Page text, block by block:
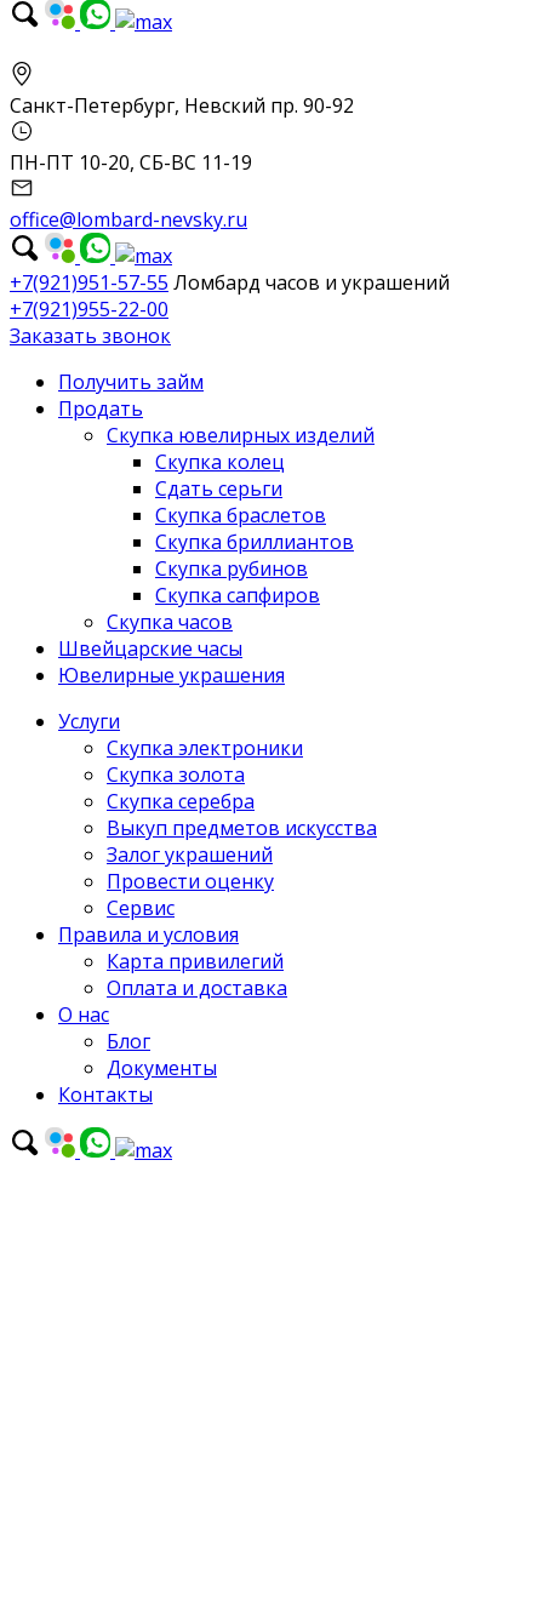
Санкт-Петербург, Невский пр. 90-92
ПН-ПТ 10-20, СБ-ВС 11-19
office@lombard-nevsky.ru
+7(921)951-57-55 Ломбард часов и украшений
+7(921)955-22-00
Заказать звонок
Получить займ
Продать
Скупка ювелирных изделий
Скупка колец
Сдать серьги
Скупка браслетов
Скупка бриллиантов
Скупка рубинов
Скупка сапфиров
Скупка часов
Швейцарские часы
Ювелирные украшения
Услуги
Скупка электроники
Скупка золота
Скупка серебра
Выкуп предметов искусства
Залог украшений
Провести оценку
Сервис
Правила и условия
Карта привилегий
Оплата и доставка
О нас
Блог
Документы
Контакты